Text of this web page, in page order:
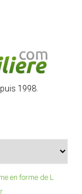
1998.
en forme de L